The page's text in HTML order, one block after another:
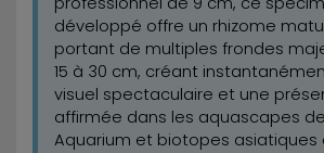
développé offre un rhizome
portant de multiples frondes
15 à 30 cm, créant
visuel spectaculaire et une
affirmée dans les aquascapes
Aquarium et biotopes asiatiques